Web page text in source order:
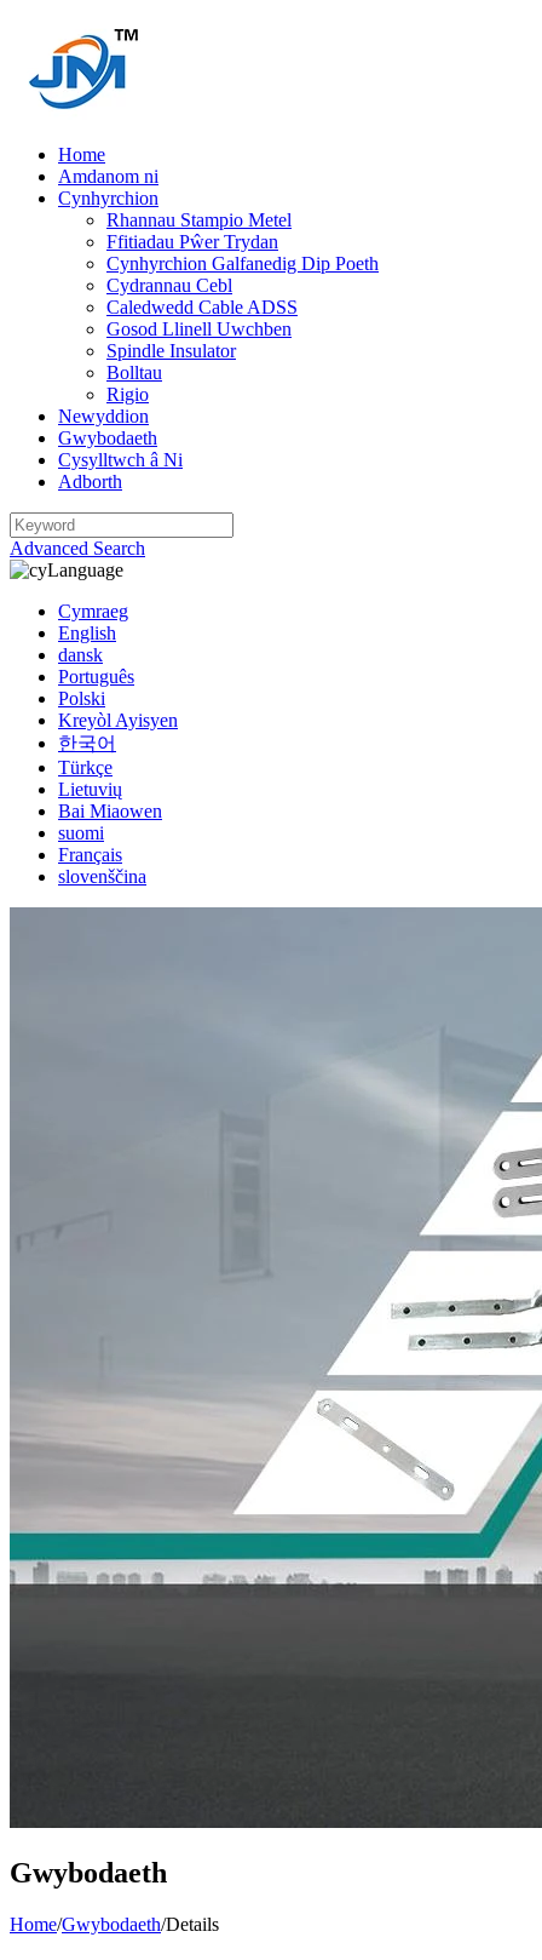
Home
Amdanom ni
Cynhyrchion
Rhannau Stampio Metel
Ffitiadau Pŵer Trydan
Cynhyrchion Galfanedig Dip Poeth
Cydrannau Cebl
Caledwedd Cable ADSS
Gosod Llinell Uwchben
Spindle Insulator
Bolltau
Rigio
Newyddion
Gwybodaeth
Cysylltwch â Ni
Adborth
Advanced Search
Language
Cymraeg
English
dansk
Português
Polski
Kreyòl Ayisyen
한국어
Türkçe
Lietuvių
Bai Miaowen
suomi
Français
slovenščina
Gwybodaeth
Home/Gwybodaeth/Details